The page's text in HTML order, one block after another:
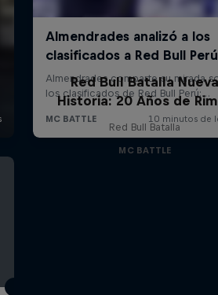
Red Bull Batalla
Historia: 20 Años de
Red Bull Batalla
MC BATTLE